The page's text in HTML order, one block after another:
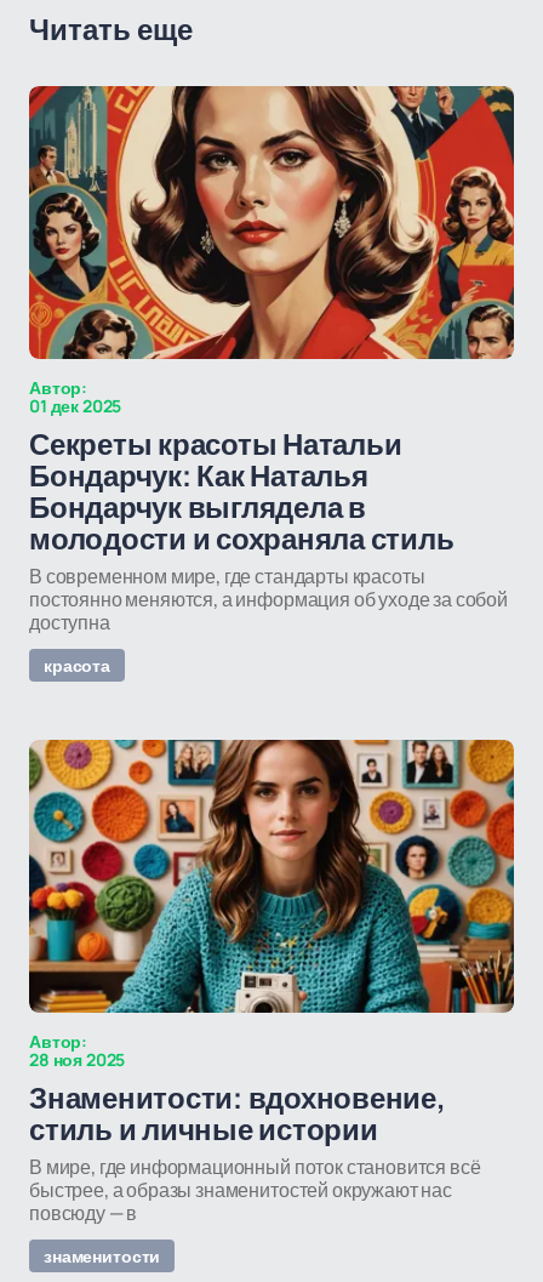
Читать еще
Автор:
01 дек 2025
Секреты красоты Натальи
Бондарчук: Как Наталья
Бондарчук выглядела в
молодости и сохраняла стиль
В современном мире, где стандарты красоты
постоянно меняются, а информация об уходе за собой
доступна
красота
Автор:
28 ноя 2025
Знаменитости: вдохновение,
стиль и личные истории
В мире, где информационный поток становится всё
быстрее, а образы знаменитостей окружают нас
повсюду — в
знаменитости